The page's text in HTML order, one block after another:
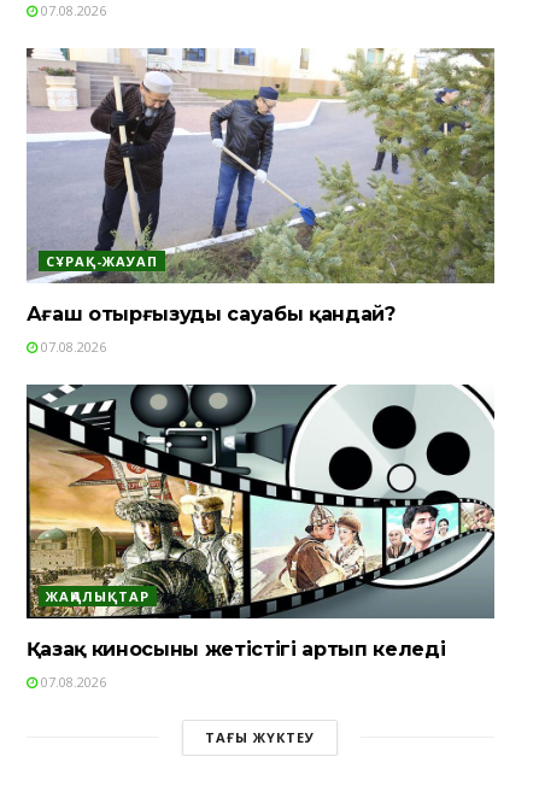
07.08.2026
СҰРАҚ-ЖАУАП
Ағаш отырғызудың сауабы қандай?
07.08.2026
ЖАҢАЛЫҚТАР
Қазақ киносының жетістігі артып келеді
07.08.2026
ТАҒЫ ЖҮКТЕУ